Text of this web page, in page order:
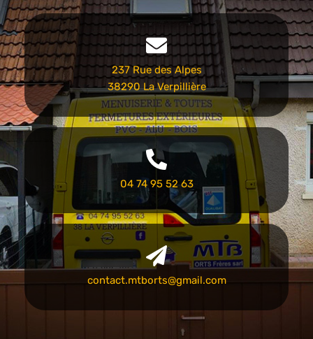
237 Rue des Alpes
38290 La Verpillière
04 74 95 52 63
contact.mtborts@gmail.com